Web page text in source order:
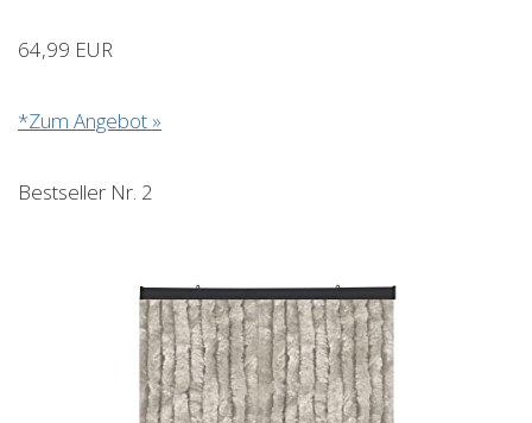
64,99 EUR
*Zum Angebot »
Bestseller Nr. 2